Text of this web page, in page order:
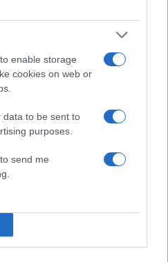
enable storage
cookies on web or
data to be sent to
purposes.
send me
ΣΟΣΙΑΛΙΣΤΕΣ
στο Google News
την ειδησεογραφία και τα